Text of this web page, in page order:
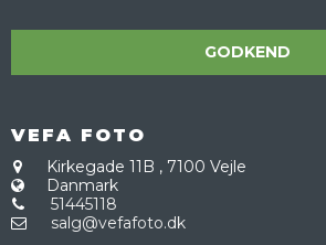
GODKEND
VEFA FOTO
Kirkegade 11B , 7100 Vejle
Danmark
51445118
salg@vefafoto.dk